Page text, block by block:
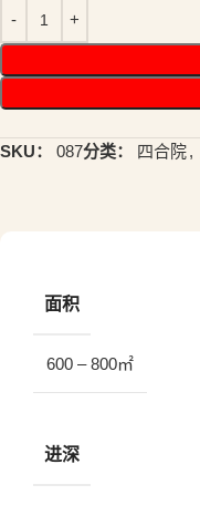
SKU： 087分类： 四合院,
面积
600 – 800㎡
进深